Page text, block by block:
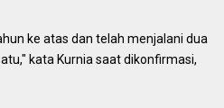
ke atas dan telah menjalani dua
kata Kurnia saat dikonfirmasi,